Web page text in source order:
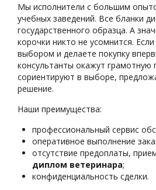
Мы исполнители с большим
учебных заведений. Все бланки
государственного образца. А
корочки никто не усомнится.
выбором и делаете покупку
консультанты окажут
сориентируют в выборе,
решение.
Наши преимущества:
профессиональный сервис
оперативное выполнение
отсутствие предоплаты,
диплом ветеринара;
конфиденциальность сделки.